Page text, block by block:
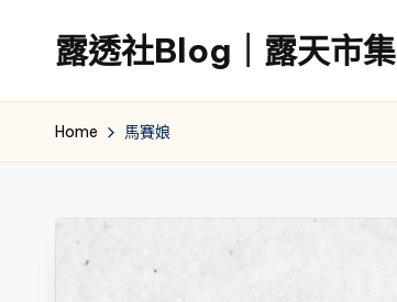
content
露透社Blog｜露天市集
透
社
｜
Home 馬賽娘